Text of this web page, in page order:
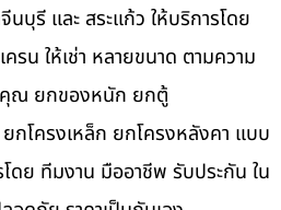
นบุรี และ สระแก้ว ให้บริการโดย
รน ให้เช่า หลายขนาด ตามความ
คุณ ยกของหนัก ยกตู้
ยกโครงเหล็ก ยกโครงหลังคา แบบ
ดย ทีมงาน มืออาชีพ รับประกัน ใน